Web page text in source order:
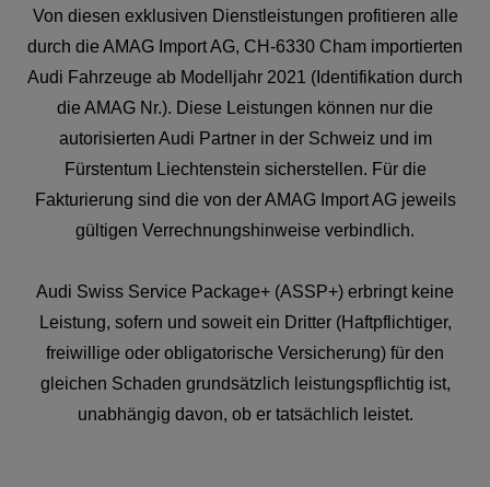
Von diesen exklusiven Dienstleistungen profitieren alle
durch die AMAG Import AG, CH-6330 Cham importierten
Audi Fahrzeuge ab Modelljahr 2021 (Identifikation durch
die AMAG Nr.). Diese Leistungen können nur die
autorisierten Audi Partner in der Schweiz und im
Fürstentum Liechtenstein sicherstellen. Für die
Fakturierung sind die von der AMAG Import AG jeweils
gültigen Verrechnungshinweise verbindlich.
Audi Swiss Service Package+ (ASSP+) erbringt keine
Leistung, sofern und soweit ein Dritter (Haftpflichtiger,
freiwillige oder obligatorische Versicherung) für den
gleichen Schaden grundsätzlich leistungspflichtig ist,
unabhängig davon, ob er tatsächlich leistet.